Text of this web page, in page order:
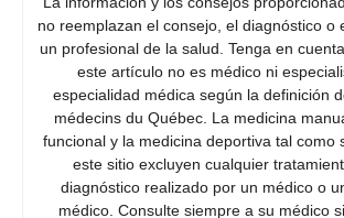
no reemplazan el consejo, el diagnóstico o
un profesional de la salud. Tenga en
este artículo no es médico ni
especialidad médica según la definición
médecins du Québec. La medicina
funcional y la medicina deportiva tal como
este sitio excluyen cualquier
diagnóstico realizado por un médico o
médico. Consulte siempre a su médico